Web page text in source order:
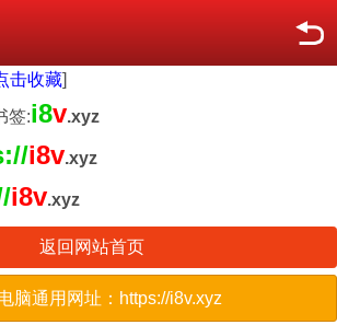
击收藏]
签:i8v.xyz
i8v.xyz
i8v.xyz
返回网站首页
脑通用网址：https://i8v.xyz